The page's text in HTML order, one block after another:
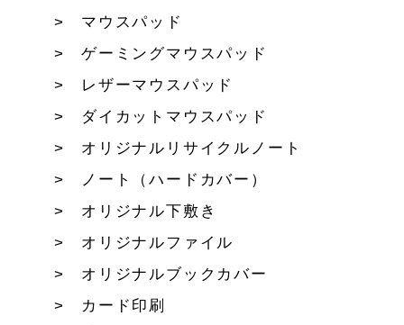
マウスパッド
ゲーミングマウスパッド
レザーマウスパッド
ダイカットマウスパッド
オリジナルリサイクルノート
ノート（ハードカバー）
オリジナル下敷き
オリジナルファイル
オリジナルブックカバー
カード印刷